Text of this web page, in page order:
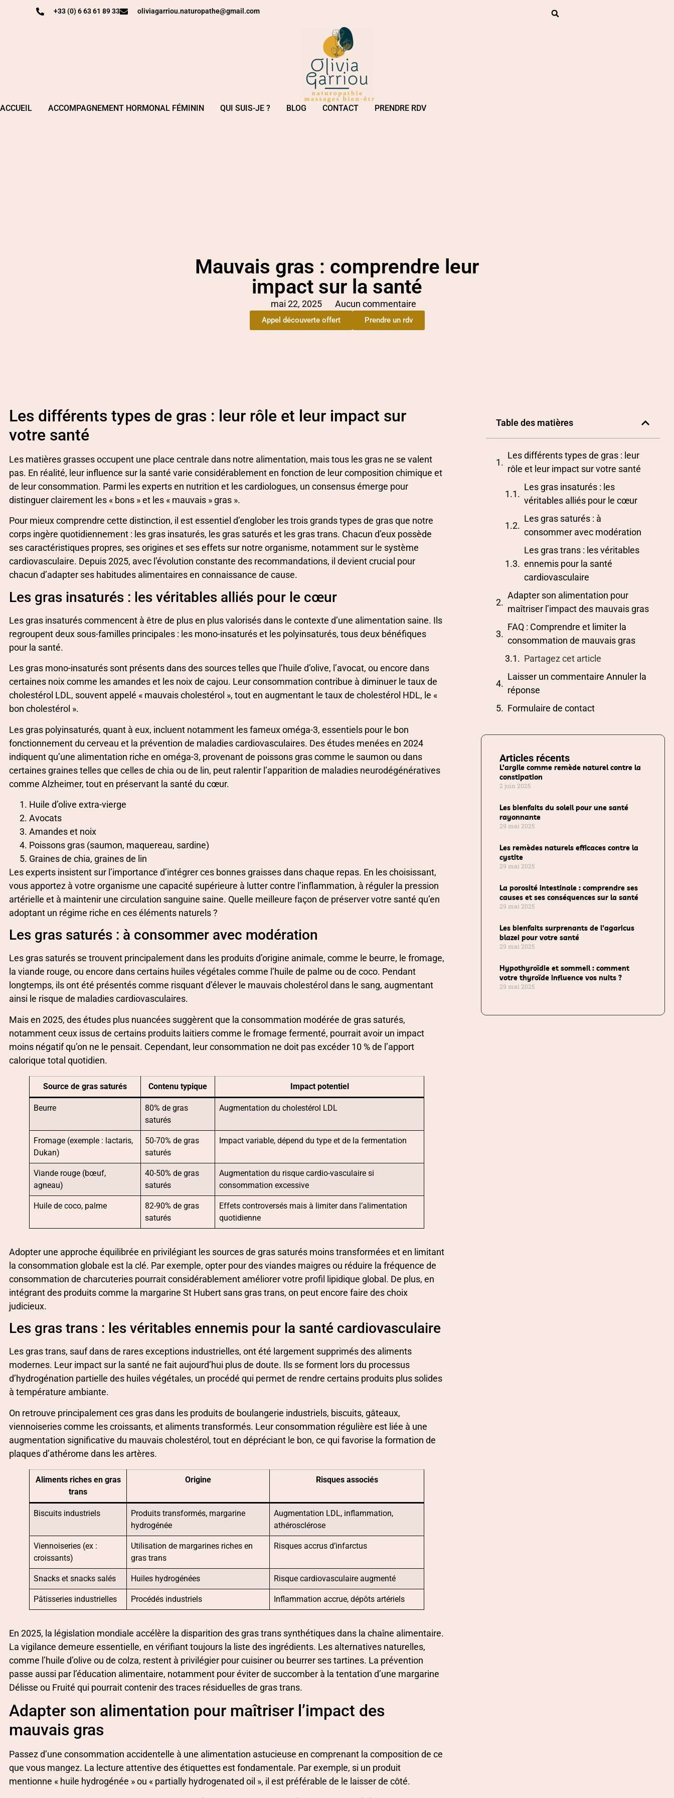
+33 (0) 6 63 61 89 33 oliviagarriou.naturopathe@gmail.com
ACCUEIL ACCOMPAGNEMENT HORMONAL FÉMININ QUI SUIS-JE ? BLOG CONTACT PRENDRE RDV
Mauvais gras : comprendre leur
impact sur la santé
mai 22, 2025 Aucun commentaire
Appel découverte offert Prendre un rdv
Les différents types de gras : leur rôle et leur impact sur
votre santé
Les matières grasses occupent une place centrale dans notre alimentation, mais tous les gras ne se valent
pas. En réalité, leur influence sur la santé varie considérablement en fonction de leur composition chimique et
de leur consommation. Parmi les experts en nutrition et les cardiologues, un consensus émerge pour
distinguer clairement les « bons » et les « mauvais » gras ».
Pour mieux comprendre cette distinction, il est essentiel d’englober les trois grands types de gras que notre
corps ingère quotidiennement : les gras insaturés, les gras saturés et les gras trans. Chacun d’eux possède
ses caractéristiques propres, ses origines et ses effets sur notre organisme, notamment sur le système
cardiovasculaire. Depuis 2025, avec l’évolution constante des recommandations, il devient crucial pour
chacun d’adapter ses habitudes alimentaires en connaissance de cause.
Les gras insaturés : les véritables alliés pour le cœur
Les gras insaturés commencent à être de plus en plus valorisés dans le contexte d’une alimentation saine. Ils
regroupent deux sous-familles principales : les mono-insaturés et les polyinsaturés, tous deux bénéfiques
pour la santé.
Les gras mono-insaturés sont présents dans des sources telles que l’huile d’olive, l’avocat, ou encore dans
certaines noix comme les amandes et les noix de cajou. Leur consommation contribue à diminuer le taux de
cholestérol LDL, souvent appelé « mauvais cholestérol », tout en augmentant le taux de cholestérol HDL, le «
bon cholestérol ».
Les gras polyinsaturés, quant à eux, incluent notamment les fameux oméga-3, essentiels pour le bon
fonctionnement du cerveau et la prévention de maladies cardiovasculaires. Des études menées en 2024
indiquent qu’une alimentation riche en oméga-3, provenant de poissons gras comme le saumon ou dans
certaines graines telles que celles de chia ou de lin, peut ralentir l’apparition de maladies neurodégénératives
comme Alzheimer, tout en préservant la santé du cœur.
Huile d’olive extra-vierge
Avocats
Amandes et noix
Poissons gras (saumon, maquereau, sardine)
Graines de chia, graines de lin
Les experts insistent sur l’importance d’intégrer ces bonnes graisses dans chaque repas. En les choisissant,
vous apportez à votre organisme une capacité supérieure à lutter contre l’inflammation, à réguler la pression
artérielle et à maintenir une circulation sanguine saine. Quelle meilleure façon de préserver votre santé qu’en
adoptant un régime riche en ces éléments naturels ?
Les gras saturés : à consommer avec modération
Les gras saturés se trouvent principalement dans les produits d’origine animale, comme le beurre, le fromage,
la viande rouge, ou encore dans certains huiles végétales comme l’huile de palme ou de coco. Pendant
longtemps, ils ont été présentés comme risquant d’élever le mauvais cholestérol dans le sang, augmentant
ainsi le risque de maladies cardiovasculaires.
Mais en 2025, des études plus nuancées suggèrent que la consommation modérée de gras saturés,
notamment ceux issus de certains produits laitiers comme le fromage fermenté, pourrait avoir un impact
moins négatif qu’on ne le pensait. Cependant, leur consommation ne doit pas excéder 10 % de l’apport
calorique total quotidien.
Source de gras saturés Contenu typique Impact potentiel
Beurre
80% de gras
saturés
Augmentation du cholestérol LDL
Fromage (exemple : lactaris,
Dukan)
50-70% de gras
saturés
Impact variable, dépend du type et de la fermentation
Viande rouge (bœuf,
agneau)
40-50% de gras
saturés
Augmentation du risque cardio-vasculaire si
consommation excessive
Huile de coco, palme
82-90% de gras
saturés
Effets controversés mais à limiter dans l’alimentation
quotidienne
Adopter une approche équilibrée en privilégiant les sources de gras saturés moins transformées et en limitant
la consommation globale est la clé. Par exemple, opter pour des viandes maigres ou réduire la fréquence de
consommation de charcuteries pourrait considérablement améliorer votre profil lipidique global. De plus, en
intégrant des produits comme la margarine St Hubert sans gras trans, on peut encore faire des choix
judicieux.
Les gras trans : les véritables ennemis pour la santé cardiovasculaire
Les gras trans, sauf dans de rares exceptions industrielles, ont été largement supprimés des aliments
modernes. Leur impact sur la santé ne fait aujourd’hui plus de doute. Ils se forment lors du processus
d’hydrogénation partielle des huiles végétales, un procédé qui permet de rendre certains produits plus solides
à température ambiante.
On retrouve principalement ces gras dans les produits de boulangerie industriels, biscuits, gâteaux,
viennoiseries comme les croissants, et aliments transformés. Leur consommation régulière est liée à une
augmentation significative du mauvais cholestérol, tout en dépréciant le bon, ce qui favorise la formation de
plaques d’athérome dans les artères.
Aliments riches en gras
trans
Origine Risques associés
Biscuits industriels
Produits transformés, margarine
hydrogénée
Augmentation LDL, inflammation,
athérosclérose
Viennoiseries (ex :
croissants)
Utilisation de margarines riches en
gras trans
Risques accrus d’infarctus
Snacks et snacks salés Huiles hydrogénées Risque cardiovasculaire augmenté
Pâtisseries industrielles Procédés industriels Inflammation accrue, dépôts artériels
En 2025, la législation mondiale accélère la disparition des gras trans synthétiques dans la chaîne alimentaire.
La vigilance demeure essentielle, en vérifiant toujours la liste des ingrédients. Les alternatives naturelles,
comme l’huile d’olive ou de colza, restent à privilégier pour cuisiner ou beurrer ses tartines. La prévention
passe aussi par l’éducation alimentaire, notamment pour éviter de succomber à la tentation d’une margarine
Délisse ou Fruité qui pourrait contenir des traces résiduelles de gras trans.
Adapter son alimentation pour maîtriser l’impact des
mauvais gras
Passez d’une consommation accidentelle à une alimentation astucieuse en comprenant la composition de ce
que vous mangez. La lecture attentive des étiquettes est fondamentale. Par exemple, si un produit
mentionne « huile hydrogénée » ou « partially hydrogenated oil », il est préférable de le laisser de côté.
Table des matières
Les différents types de gras : leur
rôle et leur impact sur votre santé
Les gras insaturés : les
véritables alliés pour le cœur
Les gras saturés : à
consommer avec modération
Les gras trans : les véritables
ennemis pour la santé
cardiovasculaire
Adapter son alimentation pour
maîtriser l’impact des mauvais gras
FAQ : Comprendre et limiter la
consommation de mauvais gras
Partagez cet article
Laisser un commentaire Annuler la
réponse
Formulaire de contact
Articles récents
L’argile comme remède naturel contre la
constipation
2 juin 2025
Les bienfaits du soleil pour une santé
rayonnante
29 mai 2025
Les remèdes naturels efficaces contre la
cystite
29 mai 2025
La porosité intestinale : comprendre ses
causes et ses conséquences sur la santé
29 mai 2025
Les bienfaits surprenants de l’agaricus
blazei pour votre santé
29 mai 2025
Hypothyroïdie et sommeil : comment
votre thyroïde influence vos nuits ?
29 mai 2025